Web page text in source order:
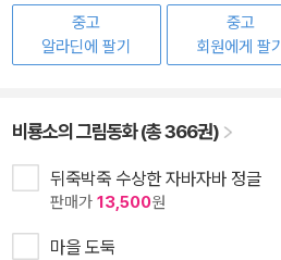
중고
알라딘에 팔기
중고
회원에게 팔기
비룡소의 그림동화 (총 366권)
뒤죽박죽 수상한 자바자바 정글
판매가 13,500원
마을 도둑